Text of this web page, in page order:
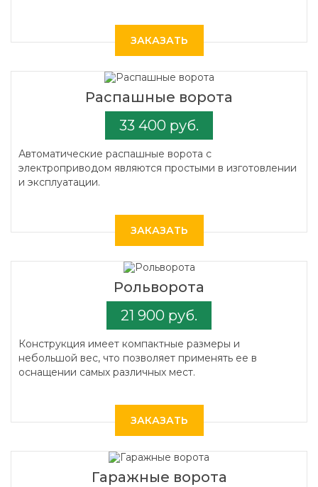
ЗАКАЗАТЬ
Распашные ворота
33 400 руб.
Автоматические распашные ворота с
электроприводом являются простыми в изготовлении
и эксплуатации.
ЗАКАЗАТЬ
Рольворота
21 900 руб.
Конструкция имеет компактные размеры и
небольшой вес, что позволяет применять ее в
оснащении самых различных мест.
ЗАКАЗАТЬ
Гаражные ворота